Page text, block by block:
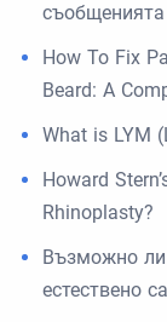
How To Fix
Beard: A
What is LYM
Howard
Rhinoplasty?
Възможно ли
естествено